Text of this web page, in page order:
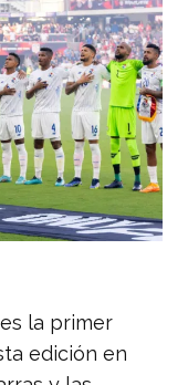
la primer
edición en